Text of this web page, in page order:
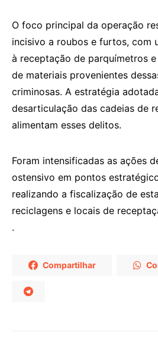
O foco principal da operação
incisivo a roubos e furtos, com
à receptação de parquímetros
de materiais provenientes
criminosas. A estratégia
desarticulação das cadeias de
alimentam esses delitos.
Foram intensificadas as ações
ostensivo em pontos
realizando a fiscalização de
reciclagens e locais de
.
Compartilhar